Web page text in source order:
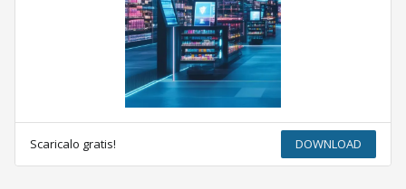
Scaricalo gratis! DOWNLOAD